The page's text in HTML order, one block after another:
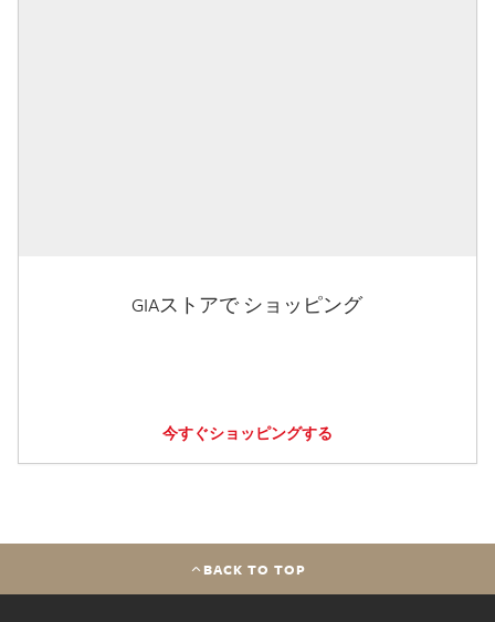
GIAストアで ショッピング
今すぐショッピングする
BACK TO TOP